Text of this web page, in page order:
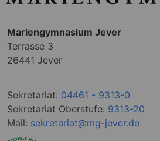
Mariengymnasium Jever
Terrasse 3
26441 Jever
Sekretariat: 04461 - 9313-0
Sekretariat Oberstufe: 9313-20
Mail: sekretariat@mg-jever.de